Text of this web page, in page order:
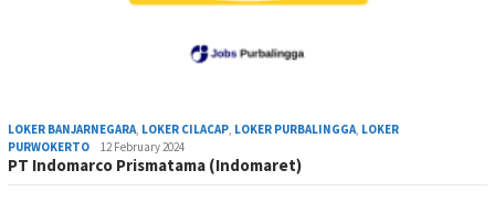
LOKER BANJARNEGARA LOKER CILACAP LOKER PURBALINGGA LOKER
PURWOKERTO
12 February 2024
PT Indomarco Prismatama (Indomaret)